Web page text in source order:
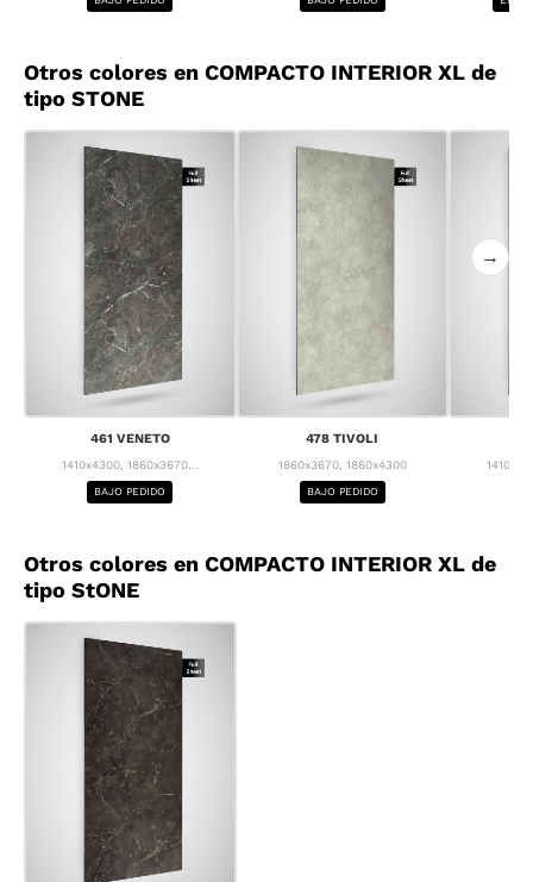
Otros colores en COMPACTO INTERIOR XL de
tipo STONE
461 VENETO
1410x4300, 1860x3670...
BAJO PEDIDO
478 TIVOLI
1860x3670, 1860x4300
BAJO PEDIDO
→
Otros colores en COMPACTO INTERIOR XL de
tipo StONE